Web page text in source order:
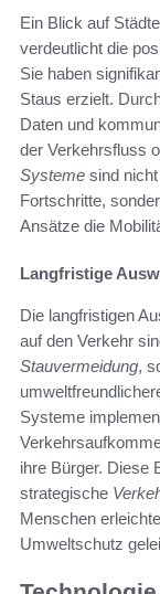
Ein Blick auf
verdeutlicht die
Sie haben
Staus erzielt.
Daten und
der Verkehrsfluss
Systeme sind
Fortschritte,
Ansätze die
Langfristige
Die langfristigen
auf den Verkehr
Stauvermeidung,
Systeme
ihre Bürger. Diese
strategische
Menschen
Umweltschutz